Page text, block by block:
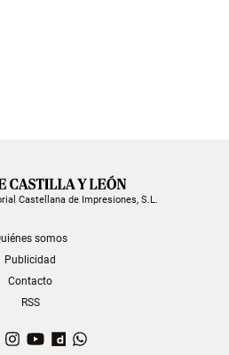
Castellana de Impresiones, S.L.
somos
Publicidad
Contacto
RSS
TwitterInstagram
YouTubeDailymotion